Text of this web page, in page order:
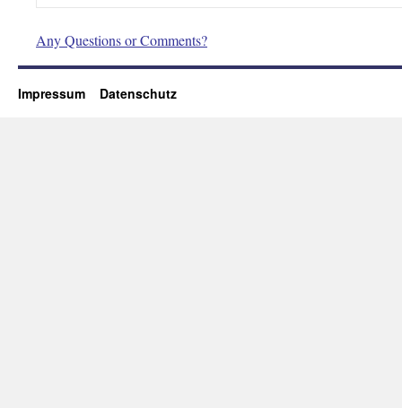
Any Questions or Comments?
Impressum Datenschutz